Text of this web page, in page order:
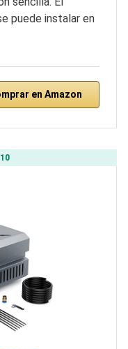
puede instalar en
en Amazon